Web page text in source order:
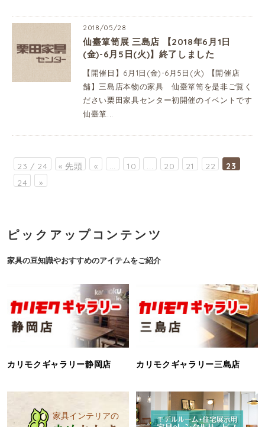
2018/05/28
仙臺箪笥展 三島店 【2018年6月1日
(金)-6月5日(火)】終了しました
【開催日】6月1日(金)-6月5日(火) 【開催店
舗】三島店本物の家具 仙臺箪笥を是非ご覧く
ださい栗田家具センター初開催のイベントです
仙臺箪...
23 / 24 « 先頭 « 10 20 21 22
23
24
»
ピックアップコンテンツ
家具の豆知識やおすすめのアイテムをご紹介
カリモクギャラリー静岡店 カリモクギャラリー三島店